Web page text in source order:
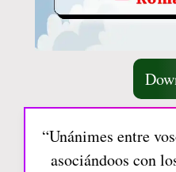
“Unánimes entre
asociándoos con